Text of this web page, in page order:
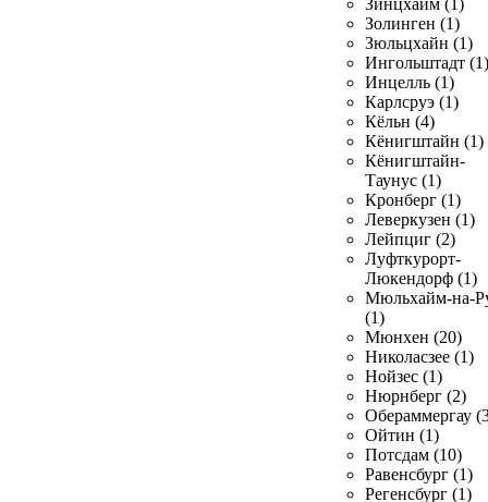
Зинцхайм (1)
Золинген (1)
Зюльцхайн (1)
Ингольштадт (1)
Инцелль (1)
Карлсруэ (1)
Кёльн (4)
Кёнигштайн (1)
Кёнигштайн-
Таунус (1)
Кронберг (1)
Леверкузен (1)
Лейпциг (2)
Луфткурорт-
Люкендорф (1)
Мюльхайм-на-
(1)
Мюнхен (20)
Николасзее (1)
Нойзес (1)
Нюрнберг (2)
Обераммергау
Ойтин (1)
Потсдам (10)
Равенсбург (1)
Регенсбург (1)